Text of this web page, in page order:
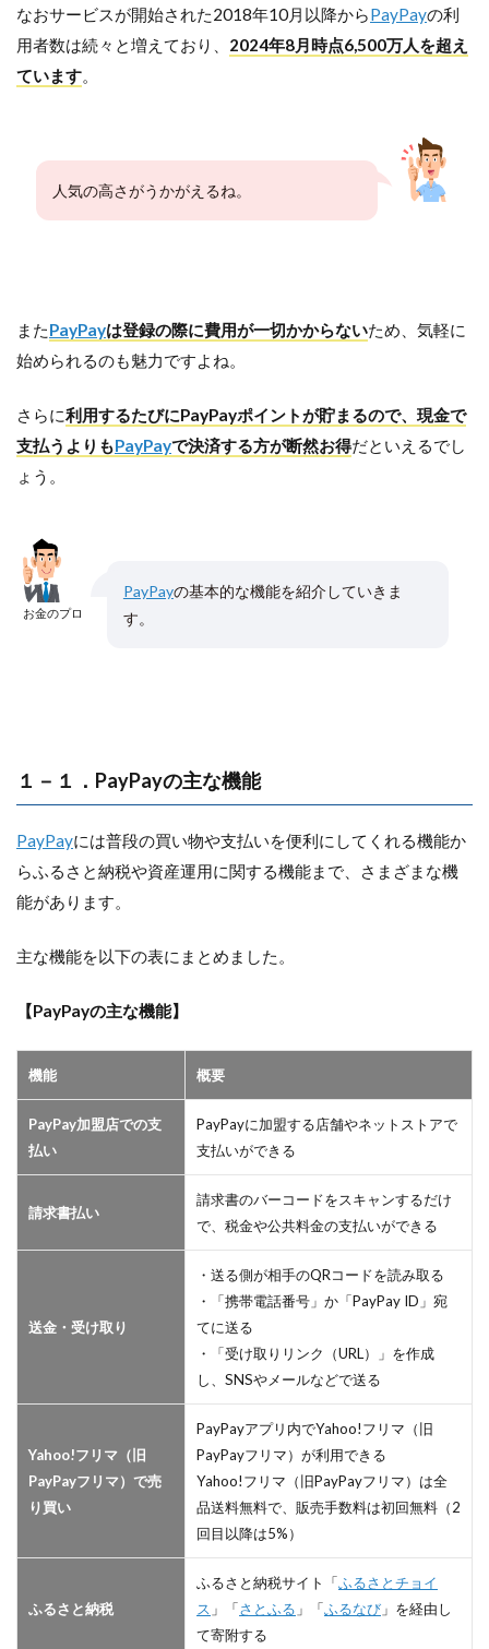
なおサービスが開始された2018年10月以降からPayPayの利
用者数は続々と増えており、 2024年8月時点6,500万人を超え
ています
人気の高さがうかがえるね。
またPayPayは登録の際に費用が一切かからないため、気軽に
始められるのも魅力ですよね。
さらに利用するたびにPayPayポイントが貯まるので、現金で
支払うよりもPayPayで決済する方が断然お得だといえるでし
ょう。
お金のプロ
PayPayの基本的な機能を紹介していきま
す。
１－１．PayPayの主な機能
PayPayには普段の買い物や支払いを便利にしてくれる機能か
らふるさと納税や資産運用に関する機能まで、さまざまな機
能があります。
主な機能を以下の表にまとめました。
【PayPayの主な機能】
機能 概要
PayPay加盟店での支
払い
PayPayに加盟する店舗やネットストアで
支払いができる
請求書払い
請求書のバーコードをスキャンするだけ
で、税金や公共料金の支払いができる
送金・受け取り
・送る側が相手のQRコードを読み取る
・「携帯電話番号」か「PayPay ID」宛
てに送る
・「受け取りリンク（URL）」を作成
し、SNSやメールなどで送る
Yahoo!フリマ（旧
PayPayフリマ）で売
り買い
PayPayアプリ内でYahoo!フリマ（旧
PayPayフリマ）が利用できる
Yahoo!フリマ（旧PayPayフリマ）は全
品送料無料で、販売手数料は初回無料（2
回目以降は5%）
ふるさと納税
ふるさと納税サイト「ふるさとチョイ
ス 」「さとふる 」「ふるなび 」を経由し
て寄附する